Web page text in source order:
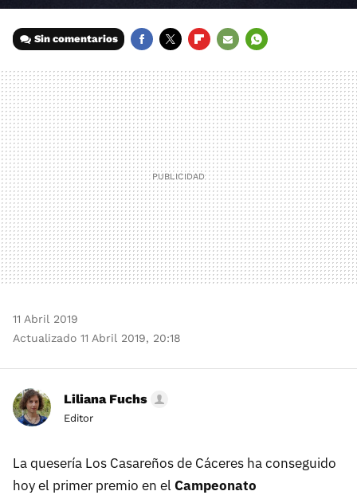
Sin comentarios
MAIL
11 Abril 2019
Actualizado 11 Abril 2019, 20:18
Liliana Fuchs
Editor
La quesería Los Casareños de Cáceres ha conseguido
hoy el primer premio en el Campeonato